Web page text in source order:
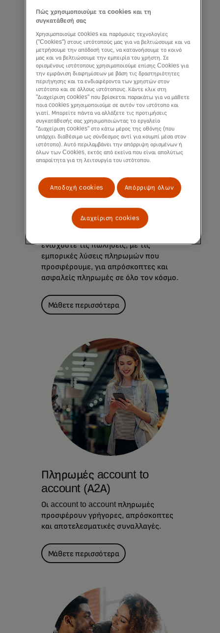
τους καταναλωτές να επιλέγουν την
κάρτα σας πρώτη.
Μάθετε περισσότερα
Τρόποι αποδοχής πληρωμών
ενισχύστε τις πωλήσεις, με τις
εμπορικές λύσεις πληρωμών που
προσφέρουμε, για απρόσκοπτες και
ασφαλείς πληρωμές σε όλο τον κόσμο.
Μάθετε περισσότερα
Πληρωμές account to
account (Α2Α)
Οι account to account πληρωμές
προσφέρουν γρήγορες, απρόσκοπτες
και αποτελεσματικές συναλλαγές.
Μάθετε περισσότερα
Πώς χρησιμοποιούμε τα cookies και τη
συγκατάθεσή σας
Χρησιμοποιούμε cookies και παρόμοιες τεχνολογίες
("Cookies") στους ιστότοπούς μας για να βελτιώσουμε και να
μετρήσουμε την απόδοσή τους, να κατανοήσουμε το κοινό
μας και να βελτιώσουμε την εμπειρία του χρήστη. Σε
ορισμένους ιστότοπους χρησιμοποιούμε επίσης Cookies για
την εμφάνιση διαφημίσεων με βάση τις δραστηριότητες
περιήγησης και τα ενδιαφέροντα των χρηστών στον
ιστότοπο και σε άλλους ιστότοπους. Κάντε κλικ στη
"Διαχείριση cookies" που βρίσκεται παρακάτω για να μάθετε
ποια cookies χρησιμοποιούμε σε αυτόν τον ιστότοπο και
γιατί. Μπορείτε πάντα να αλλάξετε τις προτιμήσεις
συγκατάθεσής σας χρησιμοποιώντας το εργαλείο
"Διαχείριση cookies" στο κάτω μέρος της οθόνης (που
υπάρχει διαθέσιμο ως σύνδεσμος αντί για κουμπί μέσα στον
ιστότοπο). Αυτό περιλαμβάνει την απόρριψη ορισμένων ή
όλων των Cookies, εκτός από εκείνα που είναι απολύτως
απαραίτητα για τη λειτουργία του ιστότοπου.
Αποδοχή cookies Απόρριψη όλων
Διαχείριση cookies